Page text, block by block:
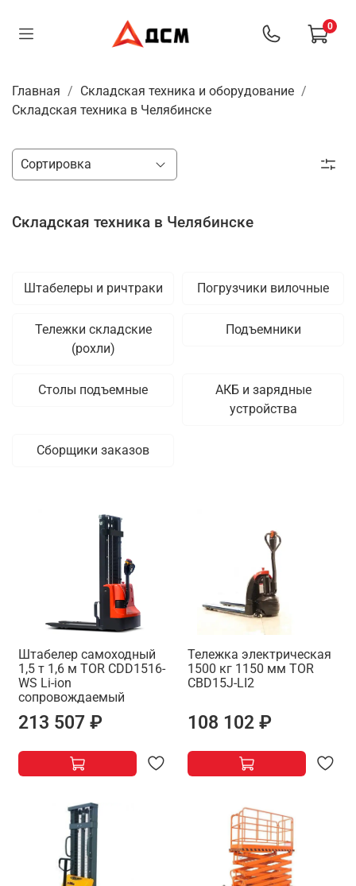
0
Главная
Складская техника и оборудование
Складская техника в Челябинске
Складская техника в Челябинске
Штабелеры и ричтраки Погрузчики вилочные
Тележки складские
(рохли)
Подъемники
Столы подъемные
АКБ и зарядные
устройства
Сборщики заказов
Штабелер самоходный
1,5 т 1,6 м TOR CDD1516-
WS Li-ion
сопровождаемый
213 507 ₽
Тележка электрическая
1500 кг 1150 мм TOR
CBD15J-LI2
108 102 ₽